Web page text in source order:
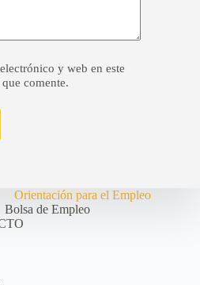
y web en este
comente.
Orientación para el Empleo
Bolsa de Empleo